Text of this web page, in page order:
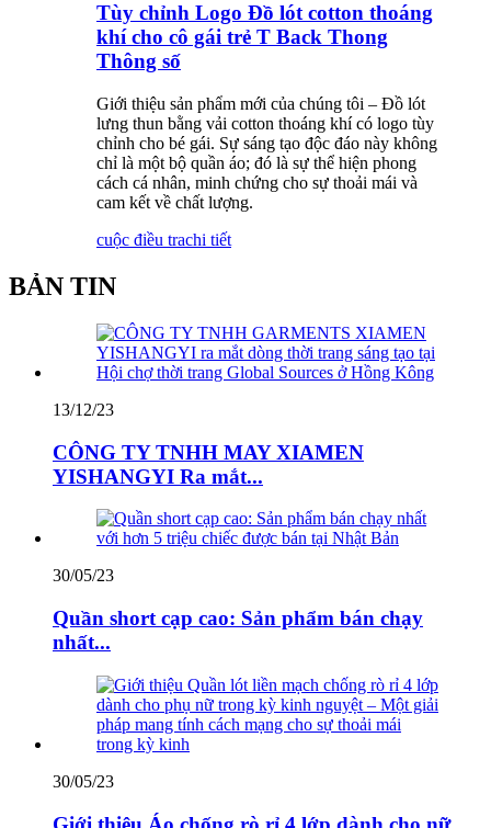
Tùy chỉnh Logo Đồ lót cotton thoáng
khí cho cô gái trẻ T Back Thong
Thông số
Giới thiệu sản phẩm mới của chúng tôi – Đồ lót
lưng thun bằng vải cotton thoáng khí có logo tùy
chỉnh cho bé gái. Sự sáng tạo độc đáo này không
chỉ là một bộ quần áo; đó là sự thể hiện phong
cách cá nhân, minh chứng cho sự thoải mái và
cam kết về chất lượng.
cuộc điều trachi tiết
BẢN TIN
13/12/23
CÔNG TY TNHH MAY XIAMEN
YISHANGYI Ra mắt...
30/05/23
Quần short cạp cao: Sản phẩm bán chạy
nhất...
30/05/23